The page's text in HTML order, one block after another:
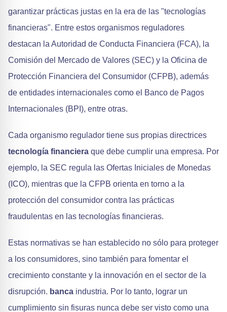
garantizar prácticas justas en la era de las "tecnologías
financieras". Entre estos organismos reguladores
destacan la Autoridad de Conducta Financiera (FCA), la
Comisión del Mercado de Valores (SEC) y la Oficina de
Protección Financiera del Consumidor (CFPB), además
de entidades internacionales como el Banco de Pagos
Internacionales (BPI), entre otras.
Cada organismo regulador tiene sus propias directrices
tecnología financiera que debe cumplir una empresa. Por
ejemplo, la SEC regula las Ofertas Iniciales de Monedas
(ICO), mientras que la CFPB orienta en torno a la
protección del consumidor contra las prácticas
fraudulentas en las tecnologías financieras.
Estas normativas se han establecido no sólo para proteger
a los consumidores, sino también para fomentar el
crecimiento constante y la innovación en el sector de la
disrupción. banca industria. Por lo tanto, lograr un
cumplimiento sin fisuras nunca debe ser visto como una